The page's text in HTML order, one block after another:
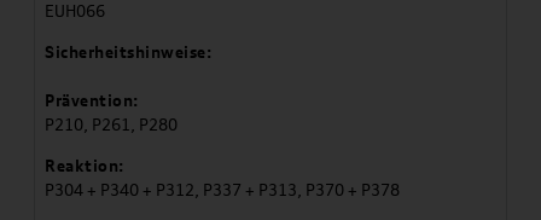
EUH066
Sicherheitshinweise:
Prävention:
P210, P261, P280
Reaktion:
P304 + P340 + P312, P337 + P313, P370 + P378